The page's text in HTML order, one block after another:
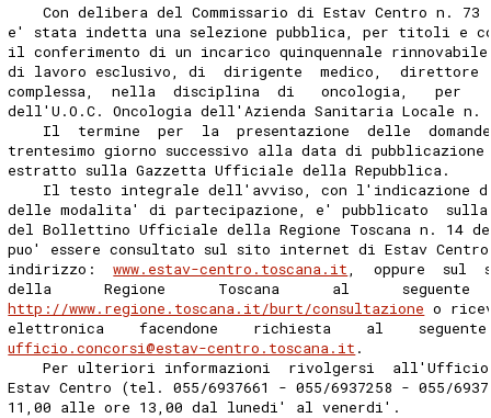
Con delibera del Commissario di Estav Centro n. 73
e' stata indetta una selezione pubblica, per titoli e
il conferimento di un incarico quinquennale
di lavoro esclusivo, di  dirigente  medico,
complessa,  nella  disciplina  di   oncologia,   per
dell'U.O.C. Oncologia dell'Azienda Sanitaria Locale
Il  termine  per  la  presentazione  delle
trentesimo giorno successivo alla data di
estratto sulla Gazzetta Ufficiale della Repubblica.
Il testo integrale dell'avviso, con l'indicazione
delle modalita' di partecipazione, e' pubblicato
del Bollettino Ufficiale della Regione Toscana n. 14
puo' essere consultato sul sito internet di Estav
indirizzo: www.estav-centro.toscana.it ,  oppure  sul
della      Regione      Toscana      al      seguente
http://www.regione.toscana.it/burt/consultazione o
elettronica    facendone    richiesta    al
ufficio.concorsi@estav-centro.toscana.it .
Per ulteriori informazioni  rivolgersi
Estav Centro (tel. 055/6937661 - 055/6937258 - 055/
11,00 alle ore 13,00 dal lunedi' al venerdi'.